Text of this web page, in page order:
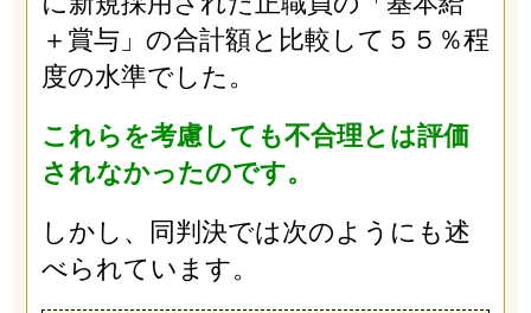
＋賞与」の合計額と比較して５５％程
度の水準でした。
これらを考慮しても不合理とは評価
されなかったのです。
しかし、同判決では次のようにも述
べられています。